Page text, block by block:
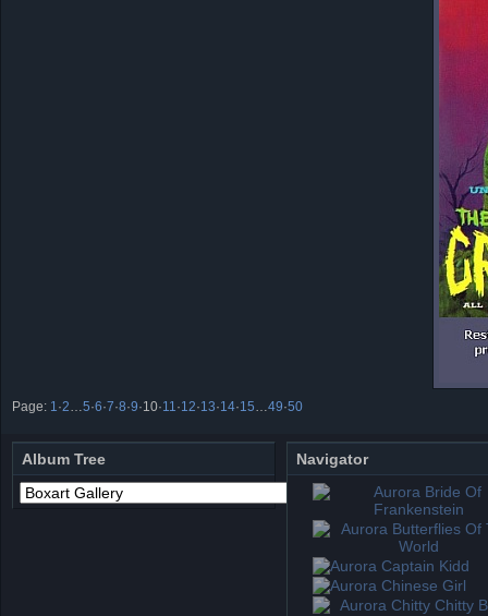
Page: 1 ·2 5·6·7·8·9·10·11 ·12·13·14·15 49·50
Album Tree Navigator